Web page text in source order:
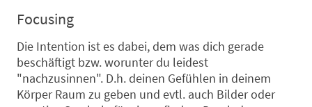
Focusing
Die Intention ist es dabei, dem was dich gerade
beschäftigt bzw. worunter du leidest
"nachzusinnen". D.h. deinen Gefühlen in deinem
Körper Raum zu geben und evtl. auch Bilder oder